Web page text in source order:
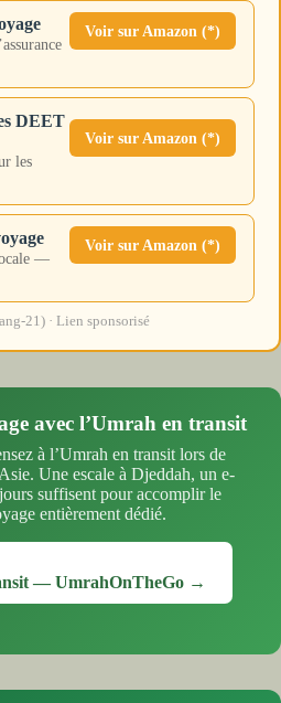
Voir sur Amazon (*)
DEET
les
Voir sur Amazon (*)
—
Voir sur Amazon (*)
21) · Lien sponsorisé
avec l’Umrah en transit
à l’Umrah en transit lors de
Une escale à Djeddah, un e-
suffisent pour accomplir le
entièrement dédié.
— UmrahOnTheGo →